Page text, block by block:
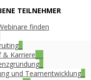
TEILNEHMER
finden
& Karriere
und Teamentwicklung